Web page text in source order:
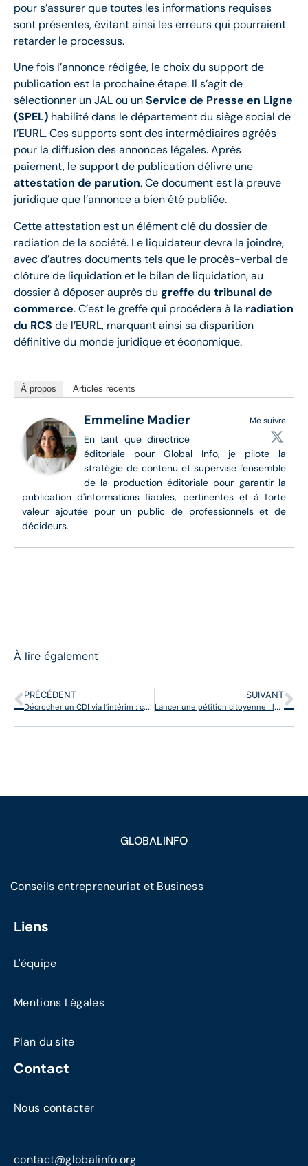
pour s’assurer que toutes les informations requises
sont présentes, évitant ainsi les erreurs qui pourraient
retarder le processus.
Une fois l’annonce rédigée, le choix du support de
publication est la prochaine étape. Il s’agit de
sélectionner un JAL ou unService de Presse en Ligne
(SPEL) habilité dans le département du siège social de
l’EURL. Ces supports sont des intermédiaires agréés
pour la diffusion des annonces légales. Après
paiement, le support de publication délivre une
attestation de parution. Ce document est la preuve
juridique que l’annonce a bien été publiée.
Cette attestation est un élément clé du dossier de
radiation de la société. Le liquidateur devra la joindre,
avec d’autres documents tels que le procès-verbal de
clôture de liquidation et le bilan de liquidation, au
dossier à déposer auprès du greffe du tribunal de
commerce. C’est le greffe qui procédera à la radiation
du RCS de l’EURL, marquant ainsi sa disparition
définitive du monde juridique et économique.
À propos Articles récents
Me suivre
Emmeline Madier
En tant que directrice
éditoriale pour Global Info, je pilote la
stratégie de contenu et supervise l'ensemble
de la production éditoriale pour garantir la
publication d'informations fiables, pertinentes et à forte
valeur ajoutée pour un public de professionnels et de
décideurs.
À lire également
PRÉCÉDENT
Décrocher un CDI via l’intérim : comment identifier les agences les plus efficaces ?
SUIVANT
Lancer une pétition citoyenne : les facteurs qui la rendent réellement efficace
GLOBALINFO
Conseils entrepreneuriat et Business
Liens
L'équipe
Mentions Légales
Plan du site
Contact
Nous contacter
contact@globalinfo.org